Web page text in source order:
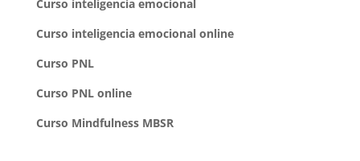
Curso inteligencia emocional
Curso inteligencia emocional online
Curso PNL
Curso PNL online
Curso Mindfulness MBSR